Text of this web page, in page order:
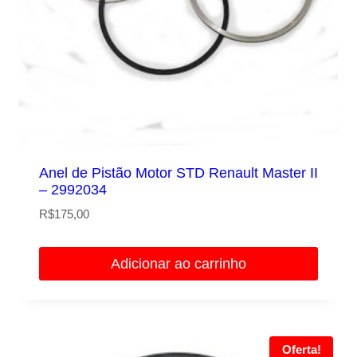
Anel de Pistão Motor STD Renault Master II
– 2992034
R$175,00
Adicionar ao carrinho
Oferta!